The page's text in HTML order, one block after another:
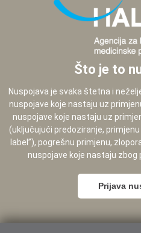
Što je to
Nuspojava je svaka štetna i
nuspojave koje nastaju uz
nuspojave koje nastaju uz
(uključujući predoziranje,
label”), pogrešnu primjenu,
nuspojave koje nastaju zbog
Prijava